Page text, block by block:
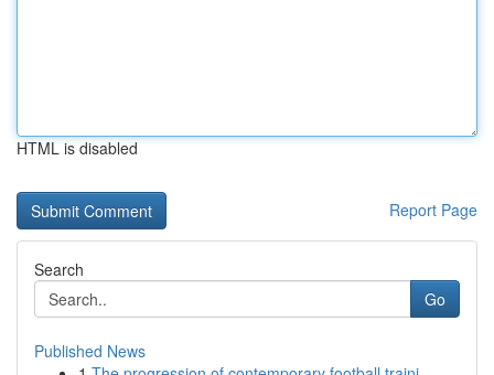
HTML is disabled
Report Page
Search
Go
Published News